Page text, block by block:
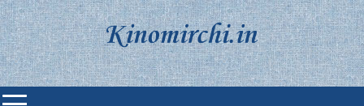
Skip
to
content
Индийские фильмы смотреть